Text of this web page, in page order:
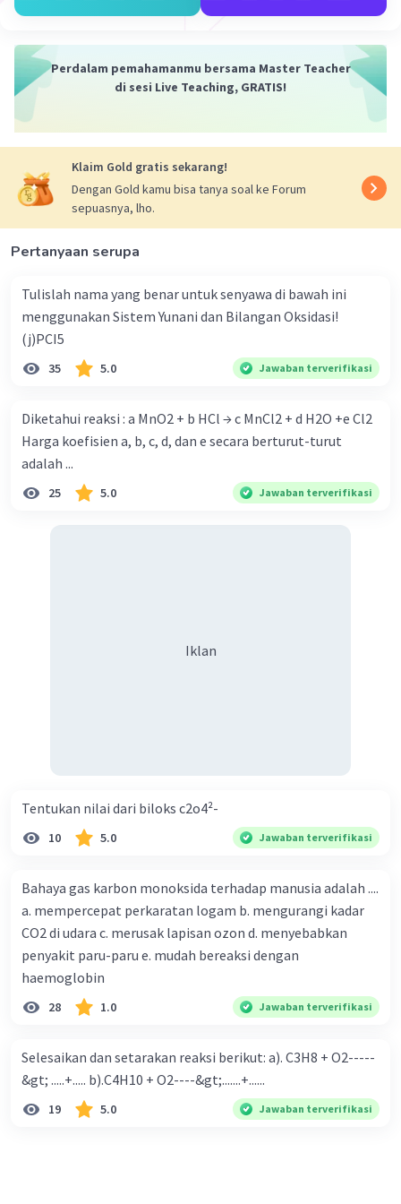
karena menghasilkan ion OH .
OH-= koef. OH-/ koef. e-x mol e-
4. Menentukan konsentrasi OH
M = n / V
M = 0,01 mol / 1L
M = 0,01 M
pOH = -log [OH ]
pOH = -log 0,01
pOH = 2
pH = 14 -pOH
pH = 14 - 2
pH = 12
Jadi, pH larutan setelah elektrolisis adalah 12.
Perdalam pemahamanmu bersama Master Teacher
di sesi Live Teaching, GRATIS!
Klaim Gold gratis sekarang!
Dengan Gold kamu bisa tanya soal ke Forum
sepuasnya, lho.
Pertanyaan serupa
Tulislah nama yang benar untuk senyawa di bawah ini
menggunakan Sistem Yunani dan Bilangan Oksidasi!
(j)PCI5
35 5.0 Jawaban terverifikasi
Diketahui reaksi : a MnO2 + b HCl → c MnCl2 + d H2O +e Cl2
Harga koefisien a, b, c, d, dan e secara berturut-turut
adalah ...
25 5.0 Jawaban terverifikasi
Iklan
Tentukan nilai dari biloks c2o4²-
10 5.0 Jawaban terverifikasi
Bahaya gas karbon monoksida terhadap manusia adalah ....
a. mempercepat perkaratan logam b. mengurangi kadar
CO2 di udara c. merusak lapisan ozon d. menyebabkan
penyakit paru-paru e. mudah bereaksi dengan
haemoglobin
28 1.0 Jawaban terverifikasi
Selesaikan dan setarakan reaksi berikut: a). C3H8 + O2-----
&gt; .....+..... b).C4H10 + O2----&gt;.......+......
19 5.0 Jawaban terverifikasi